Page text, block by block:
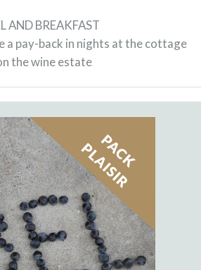
AND BREAKFAST
a pay-back in nights at the cottage
the wine estate